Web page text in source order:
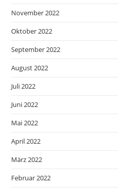
November 2022
Oktober 2022
September 2022
August 2022
Juli 2022
Juni 2022
Mai 2022
April 2022
März 2022
Februar 2022